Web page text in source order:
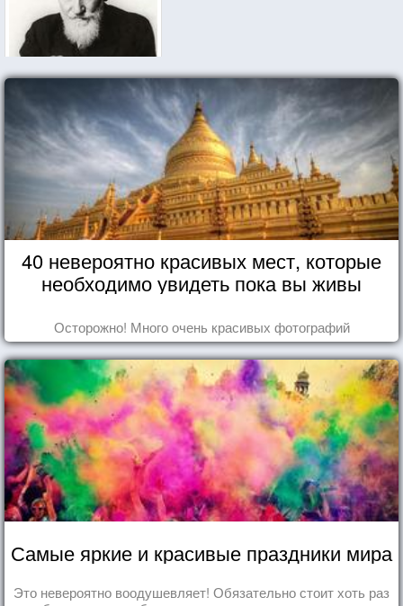
40 невероятно красивых мест, которые
необходимо увидеть пока вы живы
Осторожно! Много очень красивых фотографий
Самые яркие и красивые праздники мира
Это невероятно воодушевляет! Обязательно стоит хоть раз